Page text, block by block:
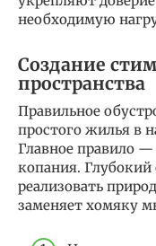
необходимую
Создание
пространства
Правильное
простого жилья в
Главное правило —
копания. Глубокий
реализовать
заменяет хомяку